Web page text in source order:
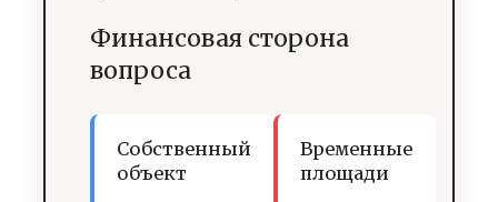
Финансовая сторона
вопроса
Собственный
объект
Временные
площади